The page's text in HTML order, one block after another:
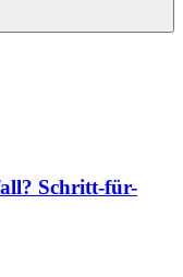
Schritt-für-